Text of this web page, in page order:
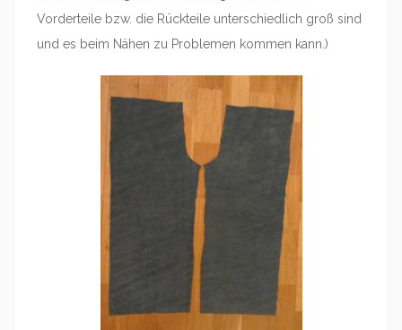
Vorderteile bzw. die Rückteile unterschiedlich groß sind
und es beim Nähen zu Problemen kommen kann.)